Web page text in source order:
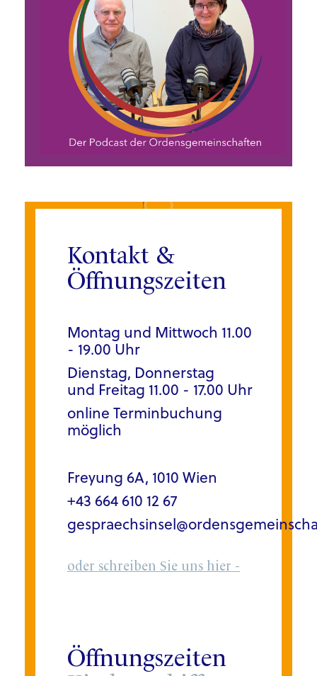
Kontakt &
Öffnungszeiten
Montag und Mittwoch 11.00
- 19.00 Uhr
Dienstag, Donnerstag
und Freitag 11.00 - 17.00 Uhr
online Terminbuchung
möglich
Freyung 6A, 1010 Wien
+43 664 610 12 67
oder schreiben Sie uns hier -
Öffnungszeiten